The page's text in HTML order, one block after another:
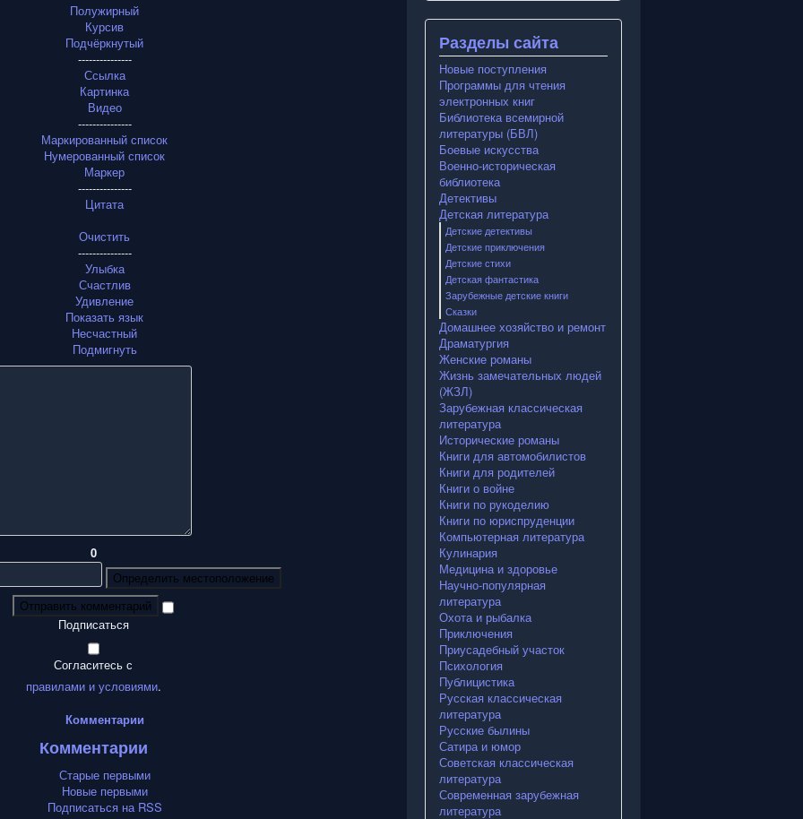
Полужирный
Курсив
Подчёркнутый
---------------
Ссылка
Картинка
Видео
---------------
Маркированный список
Нумерованный список
Маркер
---------------
Цитата
Очистить
---------------
Улыбка
Счастлив
Удивление
Показать язык
Несчастный
Подмигнуть
0
Определить местоположение
Отправить комментарий
Подписаться
Согласитесь с
правилами и условиями.
Комментарии
Комментарии
Старые первыми
Новые первыми
Подписаться на RSS
Разделы сайта
Новые поступления
Программы для чтения
электронных книг
Библиотека всемирной
литературы (БВЛ)
Боевые искусства
Военно-историческая
библиотека
Детективы
Детская литература
Детские детективы
Детские приключения
Детские стихи
Детская фантастика
Зарубежные детские книги
Сказки
Домашнее хозяйство и ремонт
Драматургия
Женские романы
Жизнь замечательных людей
(ЖЗЛ)
Зарубежная классическая
литература
Исторические романы
Книги для автомобилистов
Книги для родителей
Книги о войне
Книги по рукоделию
Книги по юриспруденции
Компьютерная литература
Кулинария
Медицина и здоровье
Научно-популярная
литература
Охота и рыбалка
Приключения
Приусадебный участок
Психология
Публицистика
Русская классическая
литература
Русские былины
Сатира и юмор
Советская классическая
литература
Современная зарубежная
литература